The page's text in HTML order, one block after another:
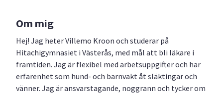
Om mig
Hej! Jag heter Villemo Kroon och studerar på
Hitachigymnasiet i Västerås, med mål att bli läkare i
framtiden. Jag är flexibel med arbetsuppgifter och har
erfarenhet som hund- och barnvakt åt släktingar och
vänner. Jag är ansvarstagande, noggrann och tycker om